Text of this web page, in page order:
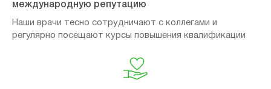
международную репутацию
Наши врачи тесно сотрудничают с коллегами и
регулярно посещают курсы повышения квалификации